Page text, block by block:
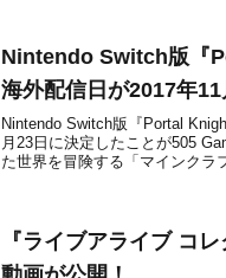
Nintendo Switch版『
海外配信日が2017年11
Nintendo Switch版『Portal
月23日に決定したことが505
た世界を冒険する「マインクラ
『ライブアライブ コ